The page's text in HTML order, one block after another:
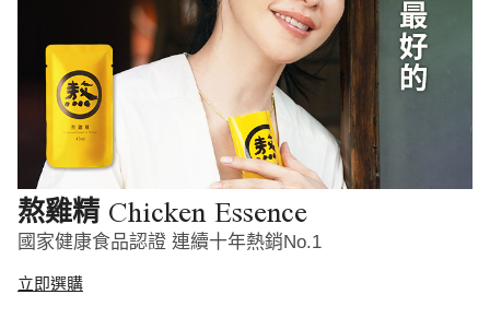
熬雞精 Chicken Essence
國家健康食品認證 連續十年熱銷No.1
立即選購